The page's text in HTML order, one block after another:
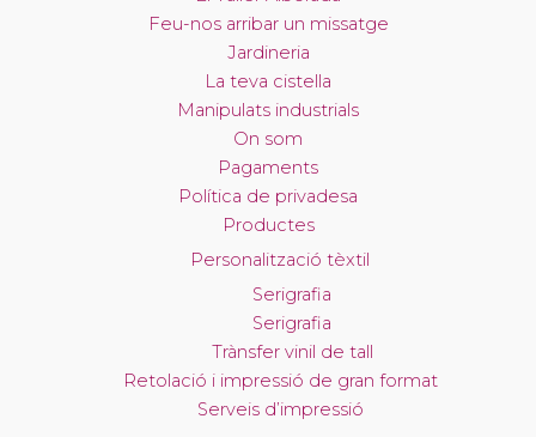
Feu-nos arribar un missatge
Jardineria
La teva cistella
Manipulats industrials
On som
Pagaments
Política de privadesa
Productes
Personalització tèxtil
Serigrafia
Serigrafia
Trànsfer vinil de tall
Retolació i impressió de gran format
Serveis d’impressió